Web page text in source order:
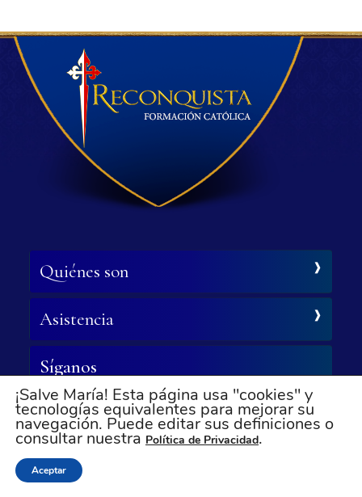
Quiénes son
Asistencia
Síganos
© Todos los derechos reservados
¡Salve María! Esta página usa "cookies" y
tecnologías equivalentes para mejorar su
navegación. Puede editar sus definiciones o
consultar nuestra Política de Privacidad.
Aceptar